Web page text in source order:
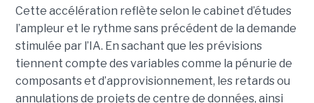
Cette accélération reflète selon le cabinet d’études
l’ampleur et le rythme sans précédent de la demande
stimulée par l’IA. En sachant que les prévisions
tiennent compte des variables comme la pénurie de
composants et d’approvisionnement, les retards ou
annulations de projets de centre de données, ainsi